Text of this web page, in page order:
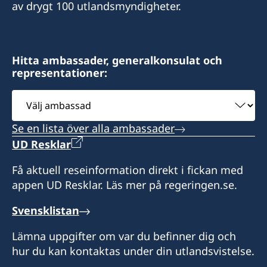
Mor Center 2nd floor
Honorärkonsul
Mr Moshe Krispin
Fax
Consulate of Sweden
2 Kikar Chayat
Haifa 31334
Israel
Honorärkonsul
av drygt 100 utlandsmyndigheter.
Hitta ambassader, generalkonsulat och
representationer:
Välj
ambassad
Se en lista över alla ambassader
UD Resklar
Få aktuell reseinformation direkt i fickan med
appen UD Resklar. Läs mer på regeringen.se.
Svensklistan
Lämna uppgifter om var du befinner dig och
hur du kan kontaktas under din utlandsvistelse.